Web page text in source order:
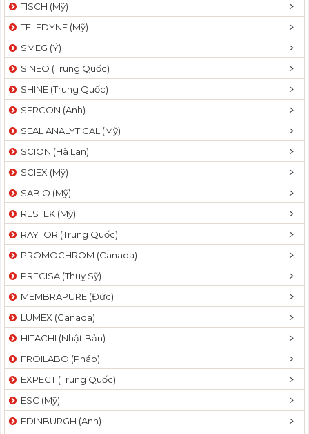
n
TISCH (Mỹ)
TELEDYNE (Mỹ)
SMEG (Ý)
SINEO (Trung Quốc)
SHINE (Trung Quốc)
SERCON (Anh)
SEAL ANALYTICAL (Mỹ)
SCION (Hà Lan)
SCIEX (Mỹ)
SABIO (Mỹ)
RESTEK (Mỹ)
RAYTOR (Trung Quốc)
PROMOCHROM (Canada)
PRECISA (Thuỵ Sỹ)
MEMBRAPURE (Đức)
LUMEX (Canada)
HITACHI (Nhật Bản)
FROILABO (Pháp)
EXPECT (Trung Quốc)
ESC (Mỹ)
EDINBURGH (Anh)